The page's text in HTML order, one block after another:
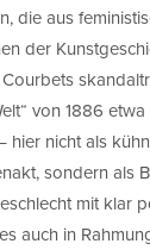
die aus
der
von 1886 etwa
hier nicht als kühn
sondern als
mit klar
auch in